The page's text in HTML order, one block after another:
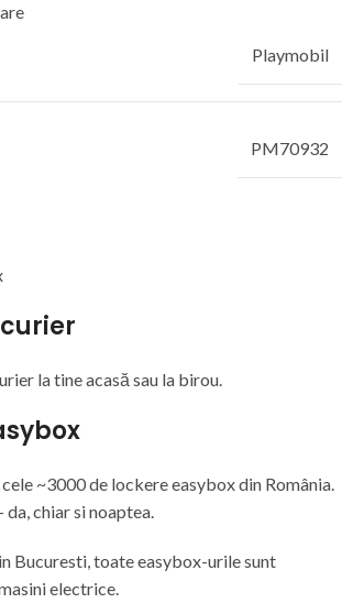
Playmobil
PM70932
latineacasă sau la birou.
~3000 de lockere easybox din România.
chiar si noaptea.
Bucuresti, toate easybox-urile sunt
electrice.